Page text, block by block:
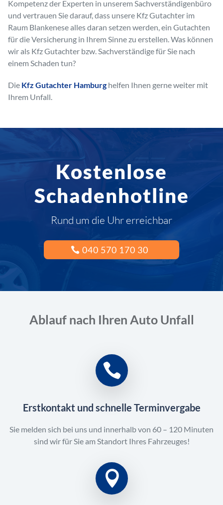
Kompetenz der Experten in unserem Sachverständigenbüro
und vertrauen Sie darauf, dass unsere Kfz Gutachter im
Raum Blankenese alles daran setzen werden, ein Gutachten
für die Versicherung in Ihrem Sinne zu erstellen. Was können
wir als Kfz Gutachter bzw. Sachverständige für Sie nach
einem Schaden tun?
Die Kfz Gutachter Hamburghelfen Ihnen gerne weiter mit
Ihrem Unfall.
Kostenlose
Schadenhotline
Rund um die Uhr erreichbar
040 570 170 30
Ablauf nach Ihren Auto Unfall
Erstkontakt und schnelle Terminvergabe
Sie melden sich bei uns und innerhalb von 60 – 120 Minuten
sind wir für Sie am Standort Ihres Fahrzeuges!